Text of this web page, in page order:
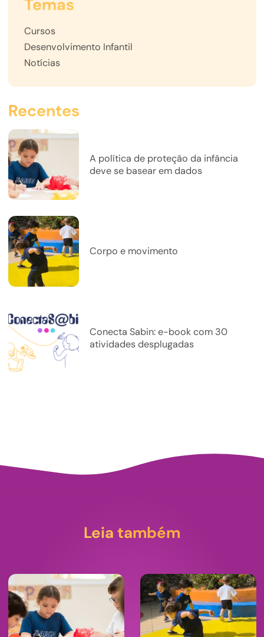
Temas
Cursos
Desenvolvimento Infantil
Notícias
Recentes
A política de proteção da infância
deve se basear em dados
Corpo e movimento
Conecta Sabin: e-book com 30
atividades desplugadas
Leia também